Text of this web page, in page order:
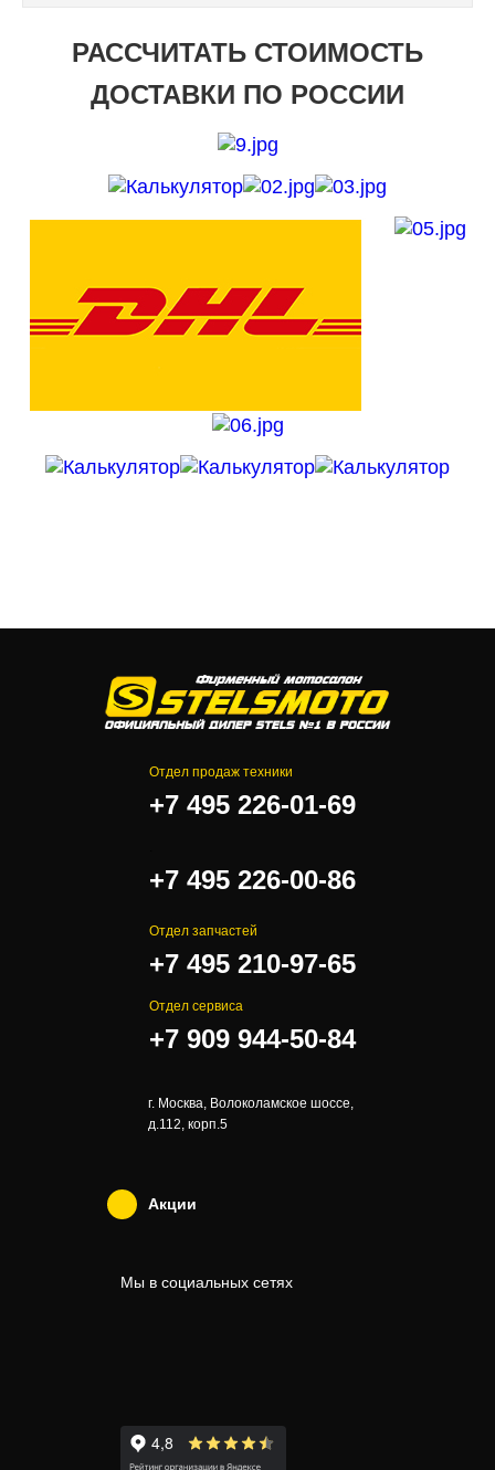
РАССЧИТАТЬ СТОИМОСТЬ
ДОСТАВКИ ПО РОССИИ
Отдел продаж техники
+7 495 226-01-69
+7 495 226-00-86
Отдел запчастей
+7 495 210-97-65
Отдел сервиса
+7 909 944-50-84
г. Москва, Волоколамское шоссе,
д.112, корп.5
Акции
Мы в социальных сетях